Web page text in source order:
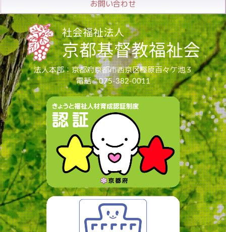
お問い合わせ
法人本部：京都府京都市西京区樫原百々ケ池３
電話：075-382-0011